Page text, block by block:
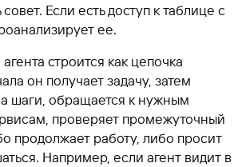
Если есть доступ к таблице с
ее.
строится как цепочка
он получает задачу, затем
шаги, обращается к нужным
проверяет промежуточный
продолжает работу, либо просит
Например, если агент видит в